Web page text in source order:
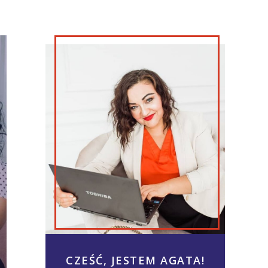
CZEŚĆ, JESTEM AGATA!